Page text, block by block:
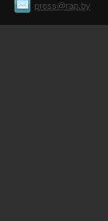
press@rap.by